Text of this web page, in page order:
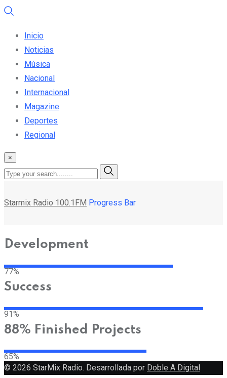
Inicio
Noticias
Música
Nacional
Internacional
Magazine
Deportes
Regional
×
Starmix Radio 100.1FM Progress Bar
Development
77%
Success
91%
88% Finished Projects
65%
© 2026 StarMix Radio. Desarrollada por Doble A Digital